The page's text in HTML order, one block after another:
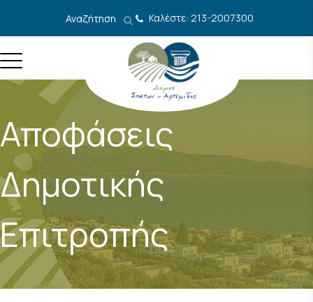
Αναζήτηση Καλέστε: 213-2007300
Αποφάσεις
Δημοτικής
Επιτροπής